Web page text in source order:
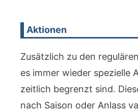
Aktionen
Zusätzlich zu den
es immer wieder spezielle
zeitlich begrenzt sind.
nach Saison oder Anlass